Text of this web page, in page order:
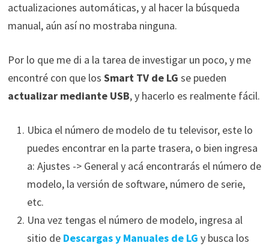
actualizaciones automáticas, y al hacer la búsqueda
manual, aún así no mostraba ninguna.
Por lo que me di a la tarea de investigar un poco, y me
encontré con que los Smart TV de LG se pueden
actualizar mediante USB, y hacerlo es realmente fácil.
Ubica el número de modelo de tu televisor, este lo
puedes encontrar en la parte trasera, o bien ingresa
a: Ajustes -> General y acá encontrarás el número de
modelo, la versión de software, número de serie,
etc.
Una vez tengas el número de modelo, ingresa al
sitio de Descargas y Manuales de LG y busca los